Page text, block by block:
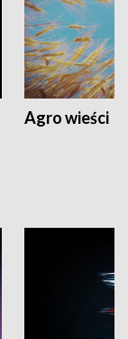
Agro wieści